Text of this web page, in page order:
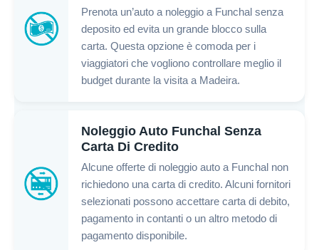
Prenota un’auto a noleggio a Funchal senza
deposito ed evita un grande blocco sulla
carta. Questa opzione è comoda per i
viaggiatori che vogliono controllare meglio il
budget durante la visita a Madeira.
Noleggio Auto Funchal Senza
Carta Di Credito
Alcune offerte di noleggio auto a Funchal non
richiedono una carta di credito. Alcuni fornitori
selezionati possono accettare carta di debito,
pagamento in contanti o un altro metodo di
pagamento disponibile.